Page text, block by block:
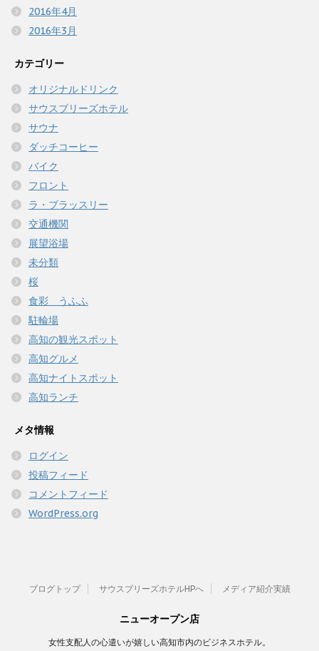
2016年4月
2016年3月
カテゴリー
オリジナルドリンク
サウスブリーズホテル
サウナ
ダッチコーヒー
バイク
フロント
ラ・ブラッスリー
交通機関
展望浴場
未分類
桜
食彩 うふふ
駐輪場
高知の観光スポット
高知グルメ
高知ナイトスポット
高知ランチ
メタ情報
ログイン
投稿フィード
コメントフィード
WordPress.org
ブログトップ サウスブリーズホテルHPへ メディア紹介実績
ニューオープン店
女性支配人の心遣いが嬉しい高知市内のビジネスホテル。